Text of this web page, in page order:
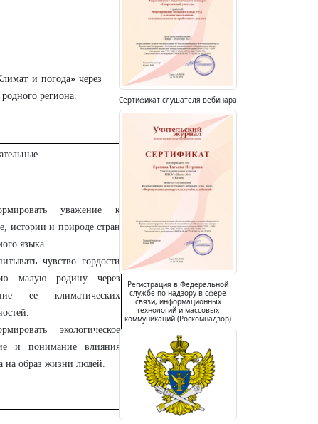
и погода» через
региона.
уважение к
истории и природе стран
языка.
чувство гордости
малую родину через
ее климатических
экологическое
и понимание влияния
на образ жизни людей.
Сертификат слушателя вебинара
Регистрация в Федеральной
службе по надзору в сфере
связи, информационных
технологий и массовых
коммуникаций (Роскомнадзор)